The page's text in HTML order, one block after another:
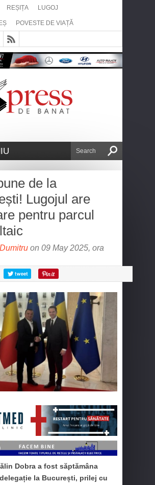
REȘIȚA LUGOJ
POVESTE DE VIAȚĂ
de la
Lugojul are
pentru parcul
on 09 May 2025, ora
Dobra a fost săptămâna
la București, prilej cu